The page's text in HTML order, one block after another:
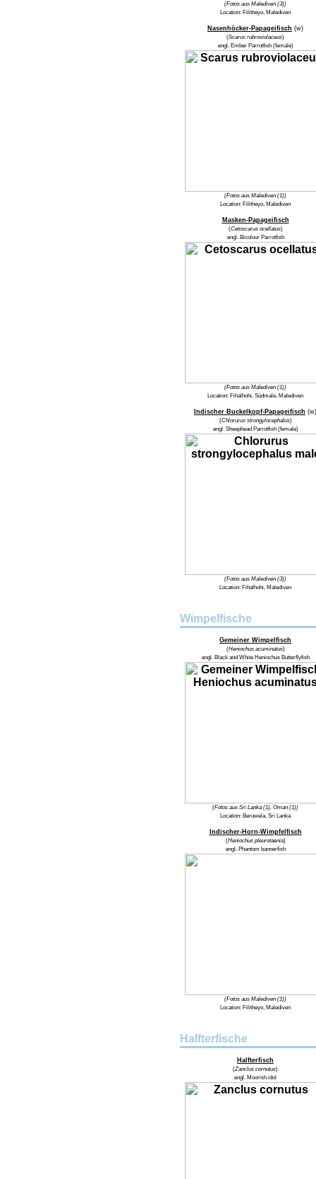
(Fotos aus Malediven (3))
Location: Filitheyo, Malediven
Nasenhöcker-Papageifisch (w)
(Scarus rubroviolaceus)
engl. Ember Parrotfish(female)
(Fotos aus Malediven (1))
Location: Filitheyo, Malediven
Masken-Papageifisch
(Cetoscarus ocellatus)
engl. Bicolour Parrotfish
(Fotos aus Malediven (1))
Location: Fihalhohi, Südmale, Malediven
Indischer Buckelkopf-Papageifisch (w)
(Chlorurus strongylocephalus)
engl. Sheephead Parrotfish(female)
(Fotos aus Malediven (3))
Location: Fihalhohi, Malediven
Wimpelfische
Gemeiner Wimpelfisch
(Heniochus acuminatus)
engl. Black and White Heniochus Butterflyfish
(Fotos aus Sri Lanka (1), Oman (1))
Location: Beruwela, Sri Lanka
Indischer-Horn-Wimpfelfisch
(Heniochus pleurotaenia)
engl. Phantom bannerfish
(Fotos aus Malediven (1))
Location: Filitheyo, Malediven
Halfterfische
Halfterfisch
(Zanclus cornutus)
engl. Moorish idol